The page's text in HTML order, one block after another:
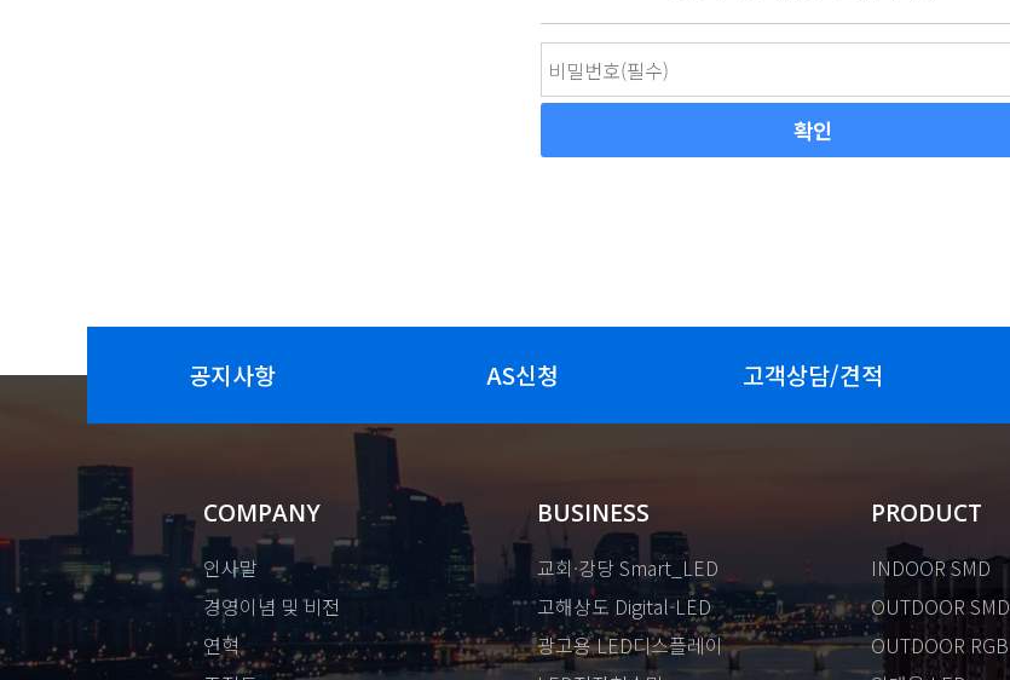
공지사항 AS신청 고객상담/견적
COMPANY
인사말
경영이념 및 비전
연혁
BUSINESS
교회·강당 Smart_LED
고해상도 Digital-LED
광고용 LED디스플레이
PRODUCT
INDOOR SMD
OUTDOOR SMD
OUTDOOR RGB